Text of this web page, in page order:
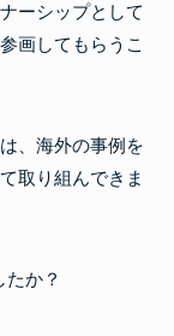
ーシップとして
画してもらうこ
、海外の事例を
取り組んできま
か？